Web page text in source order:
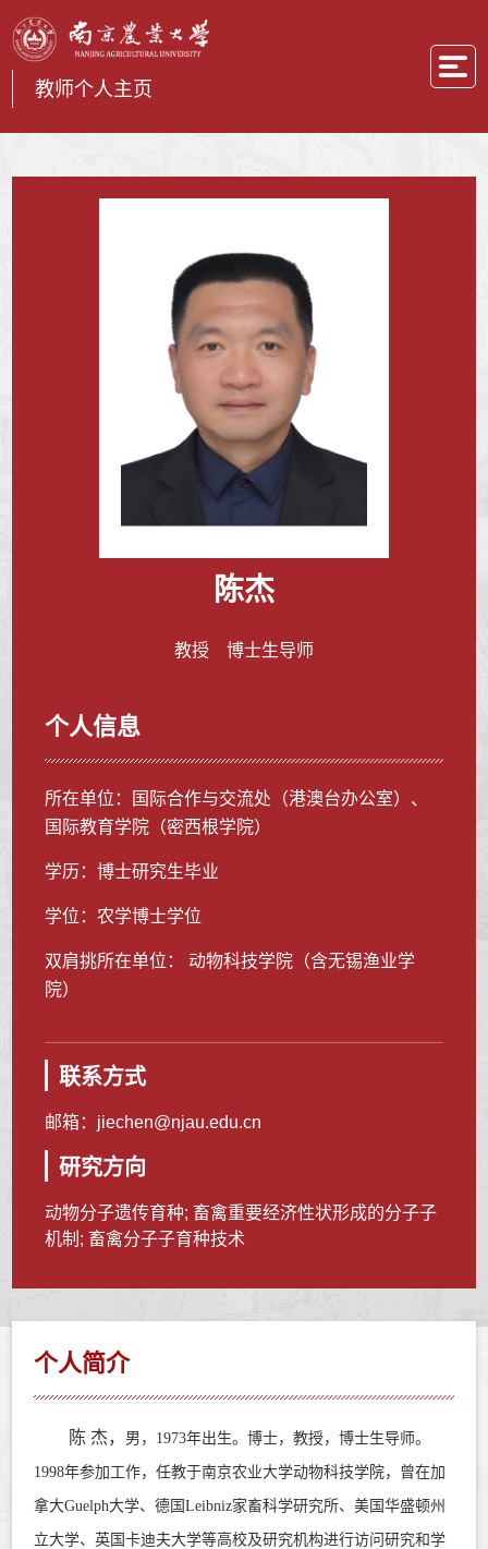
教师个人主页
陈杰
教授 博士生导师
个人信息
所在单位：国际合作与交流处（港澳台办公室）、
国际教育学院（密西根学院）
学历：博士研究生毕业
学位：农学博士学位
双肩挑所在单位： 动物科技学院（含无锡渔业学
院）
联系方式
邮箱： jiechen@njau.edu.cn
研究方向
动物分子遗传育种; 畜禽重要经济性状形成的分⼦子
机制; 畜禽分⼦子育种技术
个人简介
陈 杰， 男， 1973年出生。博士，教授，博士生导师。
1998年参加工作，任教于南京农业大学动物科技学院，曾在加
拿大Guelph大学、德国Leibniz家畜科学研究所、美国华盛顿州
立大学、英国卡迪夫大学等高校及研究机构进行访问研究和学